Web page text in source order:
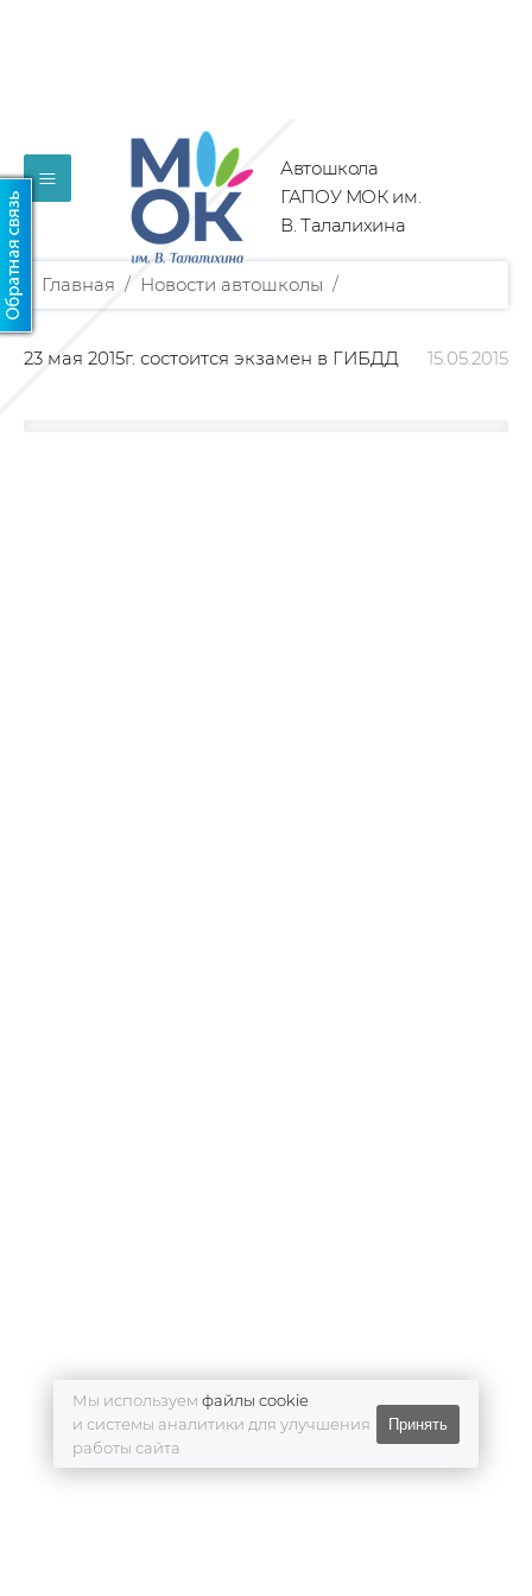
Мы используем файлы cookie
и системы аналитики для улучшения
работы сайта
Принять
Автошкола
ГАПОУ МОК им.
В. Талалихина
≡
Главная / Новости автошколы /
15.05.2015
23 мая 2015г. состоится экзамен в ГИБДД